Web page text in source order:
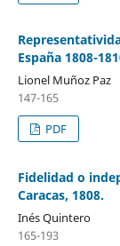
España 1808-
Lionel Muñoz Paz
147-165
PDF
Fidelidad o
Caracas, 1808.
Inés Quintero
165-193